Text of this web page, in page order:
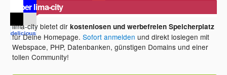
Über lima-city
lima-city bietet dirkostenlosen und werbefreien Speicherplatz
für Deine Homepage.Sofort anmelden und direkt loslegen mit
Webspace, PHP, Datenbanken, günstigen Domains und einer
tollen Community!